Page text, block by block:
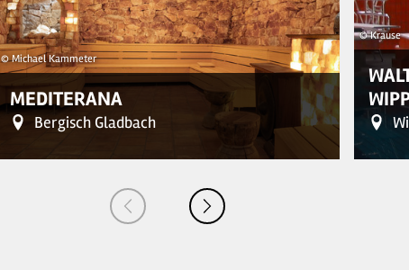
© Michael Kammeter
MEDITERANA
Bergisch Gladbach
© Krause